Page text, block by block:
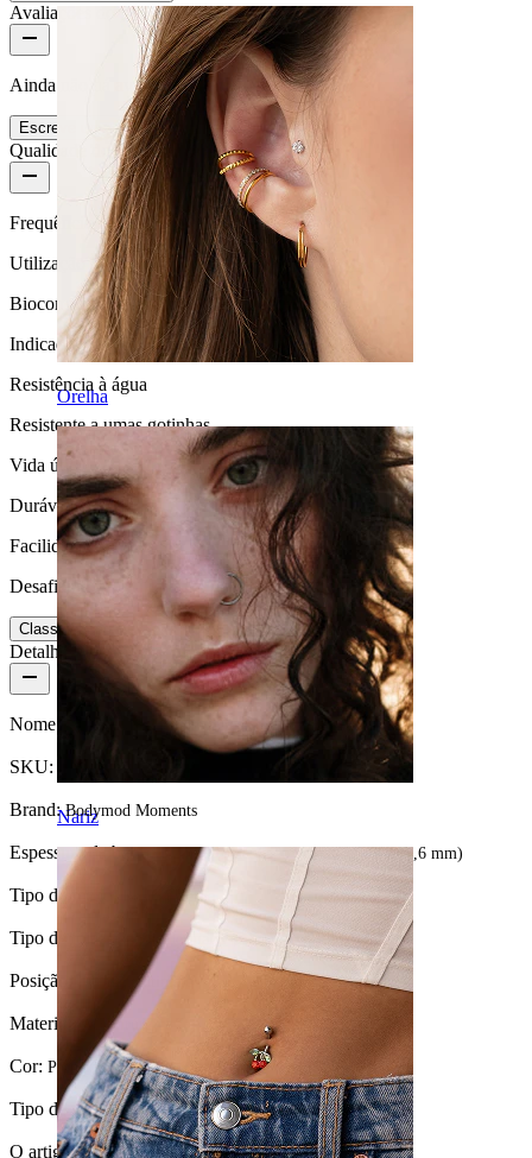
Orelha
Nariz
Avaliações do produto
Ainda não há avaliações para este produto
Escreve uma avaliação
Qualidade do produto
Frequência de utilização
Utilização diária
Biocompatibilidade
Indicada para a maioria dos tipos de pele
Resistência à água
Resistente a umas gotinhas
Vida útil
Durável
Facilidade de utilização
Desafiante
Classificação
Detalhes do produto
Nome: Topo de dermal com gemas presas com 4 garras
SKU:
Brand:Bodymod Moments
Espessura da barra: 1,2 mm (Adequado para dermals de 1,6 mm)
Tipo de fecho: Rosca externa
Tipo de joia: Topo de dermal
Posição: Dermal, Intimate
Material: Aço cirúrgico
Cor: Prateado
Tipo de pedra:Ametista
O artigo foi colado?:Sim